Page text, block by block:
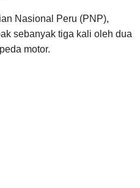
Nasional Peru (PNP),
sebanyak tiga kali oleh dua
motor.